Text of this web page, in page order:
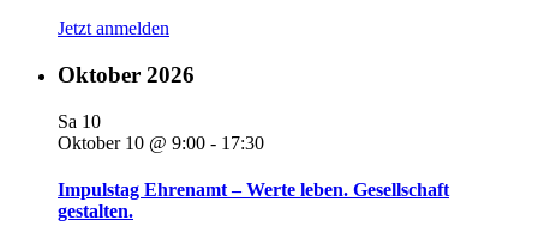
Jetzt anmelden
Oktober 2026
Sa 10
Oktober 10 @ 9:00 - 17:30
Impulstag Ehrenamt – Werte leben. Gesellschaft
gestalten.